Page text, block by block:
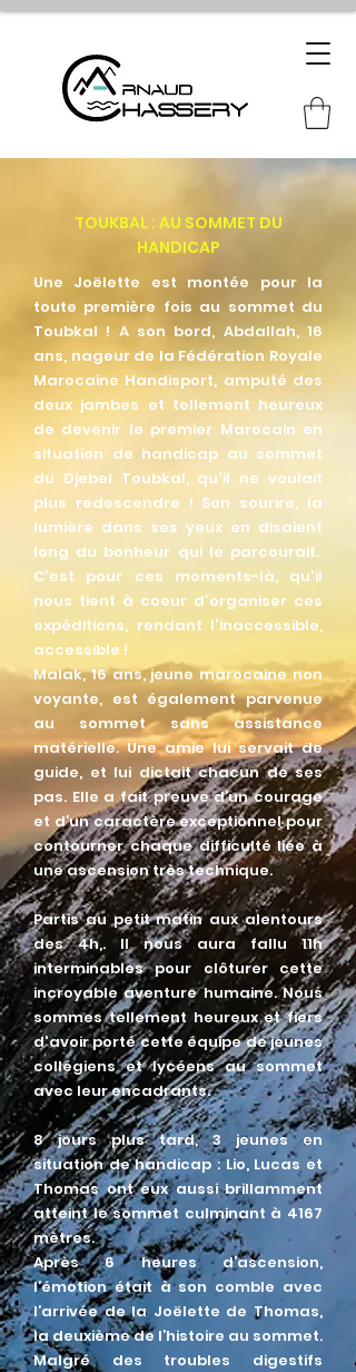
TOUKBAL : AU SOMMET DU
HANDICAP
Une Joëlette est montée pour la
toute première fois au sommet du
Toubkal ! A son bord, Abdallah, 16
ans, nageur de la Fédération Royale
Marocaine Handisport, amputé des
deux jambes et tellement heureux
de devenir le premier Marocain en
situation de handicap au sommet
du Djebel Toubkal, qu'il ne voulait
plus redescendre ! Son sourire, la
lumière dans ses yeux en disaient
long du bonheur qui le parcourait.
C'est pour ces moments-là, qu'il
nous tient à coeur d'organiser ces
expéditions, rendant l'inaccessible,
accessible !
Malak, 16 ans, jeune marocaine non
voyante, est également parvenue
au sommet sans assistance
matérielle. Une amie lui servait de
guide, et lui dictait chacun de ses
pas. Elle a fait preuve d’un courage
et d’un caractère exceptionnel pour
contourner chaque difficulté liée à
une ascension très technique.
Partis au petit matin aux alentours
des 4h,. Il nous aura fallu 11h
interminables pour clôturer cette
incroyable aventure humaine. Nous
sommes tellement heureux et fiers
d'avoir porté cette équipe de jeunes
collégiens et lycéens au sommet
avec leur encadrants.
8 jours plus tard, 3 jeunes en
situation de handicap : Lio, Lucas et
Thomas ont eux aussi brillamment
atteint le sommet culminant à 4167
mètres.
Après 6 heures d’ascension,
l’émotion était à son comble avec
l’arrivée de la Joëlette de Thomas,
la deuxième de l’histoire au sommet.
Malgré des troubles digestifs